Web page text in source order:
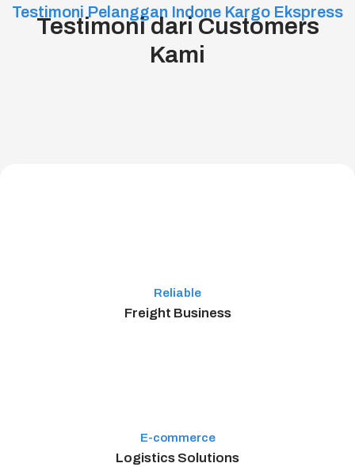
Testimoni Pelanggan Indone Kargo Ekspress
Testimoni dari Customers
Kami
Reliable
Freight Business
E-commerce
Logistics Solutions